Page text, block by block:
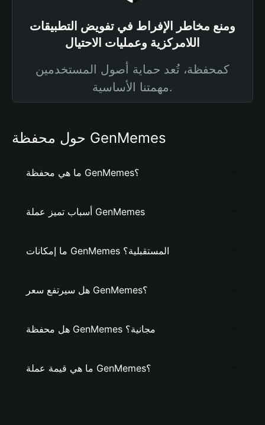
ومنع مخاطر الإفراط في تفويض التطبيقات
اللامركزية وعمليات الاحتيال
كمحفظة، تُعد حماية أصول المستخدمين
مهمتنا الأساسية.
حول محفظة GenMemes
ما هي محفظة GenMemes؟
أسباب تميز عملة GenMemes
ما إمكانات GenMemes المستقبلية؟
هل سيرتفع سعر GenMemes؟
هل محفظة GenMemes مجانية؟
ما هي قيمة عملة GenMemes؟